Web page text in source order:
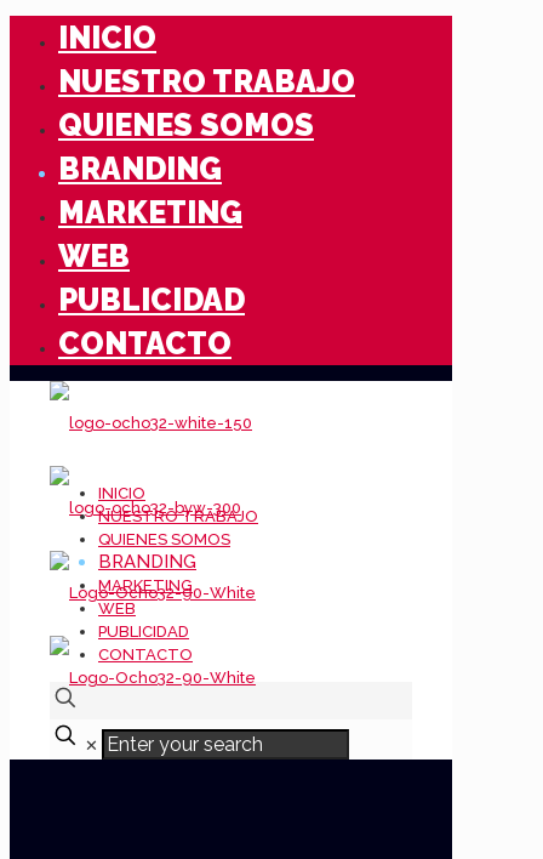
INICIO
NUESTRO TRABAJO
QUIENES SOMOS
BRANDING
MARKETING
WEB
PUBLICIDAD
CONTACTO
INICIO
NUESTRO TRABAJO
QUIENES SOMOS
BRANDING
MARKETING
WEB
PUBLICIDAD
CONTACTO
✕